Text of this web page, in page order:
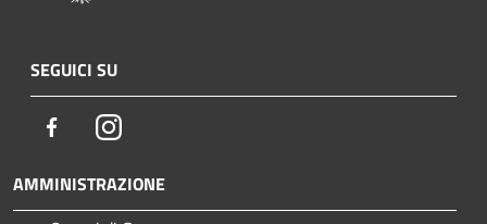
SEGUICI SU
FacebookInstagram
AMMINISTRAZIONE